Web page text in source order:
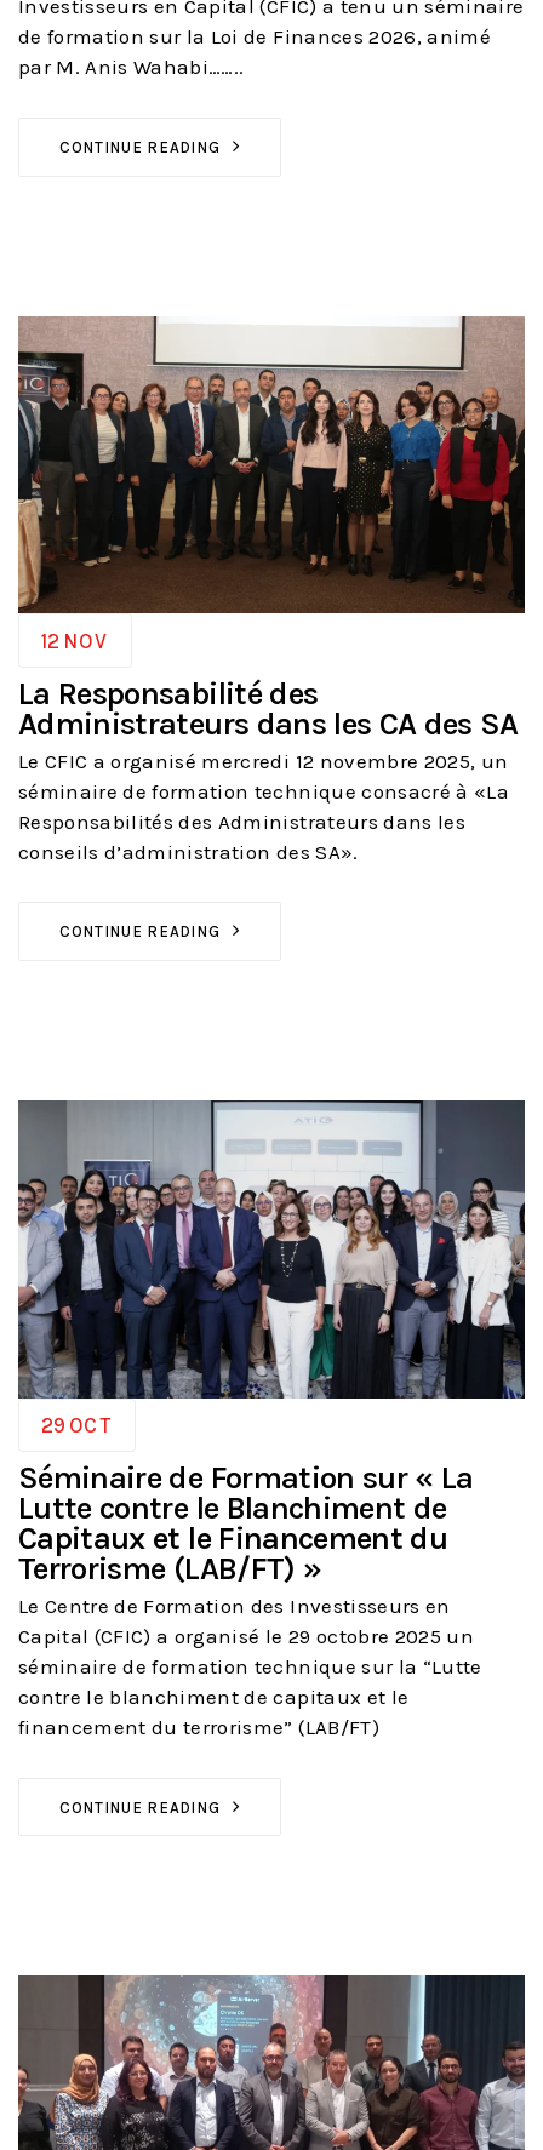
Investisseurs en Capital (CFIC) a tenu un séminaire
de formation sur la Loi de Finances 2026, animé
par M. Anis Wahabi……..
CONTINUE READING
12 NOV
La Responsabilité des
Administrateurs dans les CA des SA
Le CFIC a organisé mercredi 12 novembre 2025, un
séminaire de formation technique consacré à «La
Responsabilités des Administrateurs dans les
conseils d’administration des SA».
CONTINUE READING
29 OCT
Séminaire de Formation sur « La
Lutte contre le Blanchiment de
Capitaux et le Financement du
Terrorisme (LAB/FT) »
Le Centre de Formation des Investisseurs en
Capital (CFIC) a organisé le 29 octobre 2025 un
séminaire de formation technique sur la “Lutte
contre le blanchiment de capitaux et le
financement du terrorisme” (LAB/FT)
CONTINUE READING